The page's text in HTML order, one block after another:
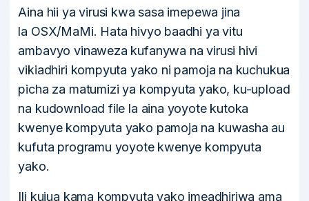
Aina hii ya virusi kwa sasa imepewa jina
la OSX/MaMi. Hata hivyo baadhi ya vitu
ambavyo vinaweza kufanywa na virusi hivi
vikiadhiri kompyuta yako ni pamoja na kuchukua
picha za matumizi ya kompyuta yako, ku-upload
na kudownload file la aina yoyote kutoka
kwenye kompyuta yako pamoja na kuwasha au
kufuta programu yoyote kwenye kompyuta
yako.
Ili kujua kama kompyuta yako imeadhiriwa ama